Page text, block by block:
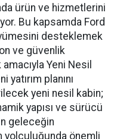
ürün ve hizmetlerini
Bu kapsamda Ford
desteklemek
ve güvenlik
Yeni Nesil
yatırım planını
yeni nesil kabin;
yapısı ve sürücü
geleceğin
yolculuğunda önemli